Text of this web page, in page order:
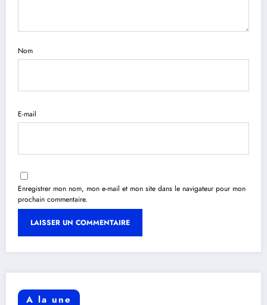
Nom
E-mail
Enregistrer mon nom, mon e-mail et mon site dans le navigateur pour mon
prochain commentaire.
A la une